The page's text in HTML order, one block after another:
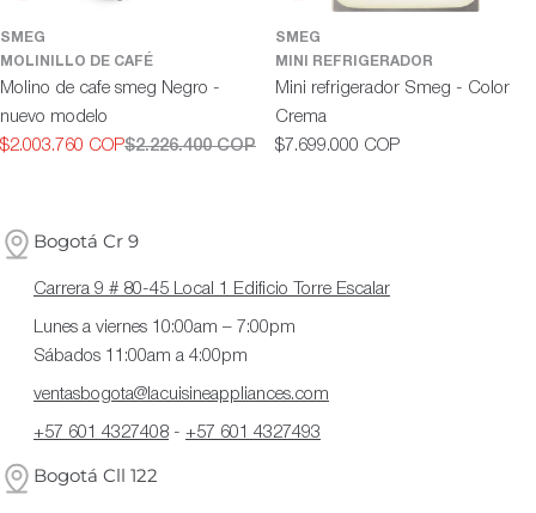
SMEG
MOLINILLO DE CAFÉ
Molino de cafe smeg Negro -
nuevo modelo
Precio
$2.003.760 COP
Precio
$2.226.400 COP
SMEG
MINI REFRIGERADOR
Mini refrigerador Smeg - Color
Crema
Precio
$7.699.000 COP
Bogotá Cr 9
Carrera 9 # 80-45 Local 1 Edificio Torre Escalar
Lunes a viernes 10:00am – 7:00pm
Sábados 11:00am a 4:00pm
ventasbogota@lacuisineappliances.com
+57 601 4327408 - +57 601 4327493
Bogotá Cll 122